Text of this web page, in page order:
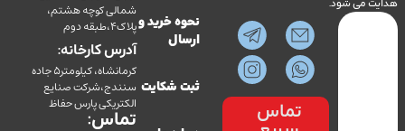
می شود.
تماس
نحوه خرید و
ثبت شکایت
شمالی کوچه هشتم،
پلاک4،طبقه دوم
آدرس کارخانه:
کرمانشاه، کیلومتر5 جاده
سنندج،شرکت صنایع
الکتریکی پارس حفاظ
تماس: